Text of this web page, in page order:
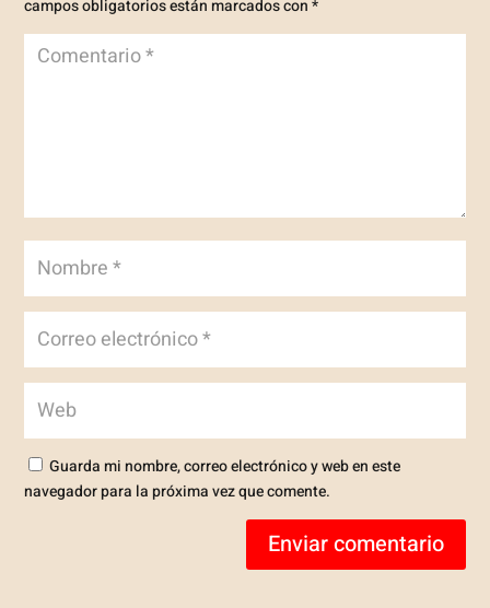
campos obligatorios están marcados con*
Guarda mi nombre, correo electrónico y web en este
navegador para la próxima vez que comente.
Enviar comentario